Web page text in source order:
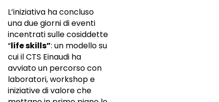
L’iniziativa ha concluso
una due giorni di eventi
incentrati sulle cosiddette
“life skills”: un modello su
cui il CTS Einaudi ha
avviato un percorso con
laboratori, workshop e
iniziative di valore che